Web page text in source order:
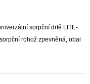
sorpční drtě LITE-
rohož zpevněná, obal